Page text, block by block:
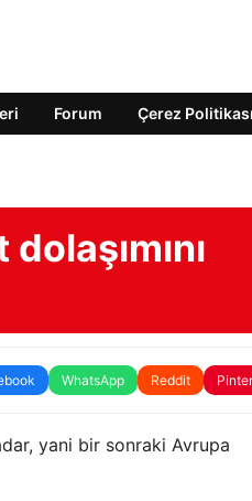
Forum Çerez Politikası
WhatsApp Reddit
yani bir sonraki Avrupa